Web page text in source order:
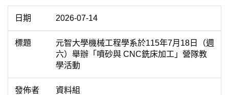
2026-07-14
元智大學機械工程學系於115年7月18日（週
六）舉辦「噴砂與 CNC銑床加工」營隊教
學活動
資料組